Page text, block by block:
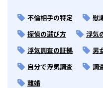
不倫相手の特定
慰
探偵の選び方
浮気
浮気調査の証拠
男
自分で浮気調査
調
離婚